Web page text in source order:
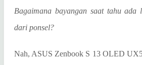
Bagaimana bayangan saat tahu
dari ponsel?
Nah, ASUS Zenbook S 13 OLED